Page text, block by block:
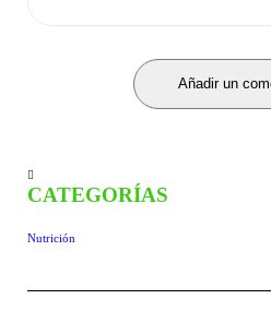
Añadir un
CATEGORÍAS
Nutrición